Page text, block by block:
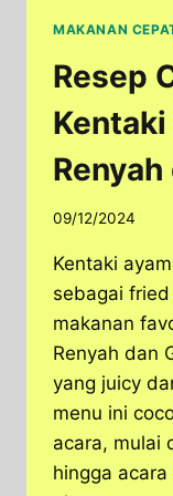
MAKANAN
Resep
09/12/2024
Kentaki
sebagai
makanan
Renyah dan
yang juicy
menu ini
acara, mulai
hingga